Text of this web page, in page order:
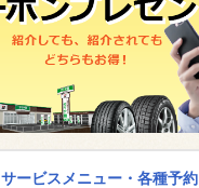
サービスメニュー・各種予約